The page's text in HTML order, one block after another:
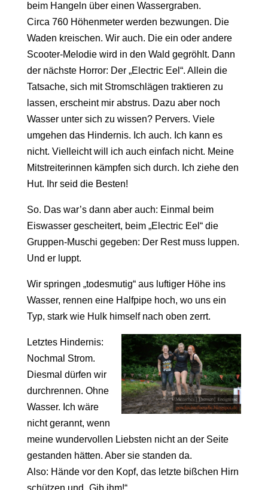
beim Hangeln über einen Wassergraben.
Circa 760 Höhenmeter werden bezwungen. Die
Waden kreischen. Wir auch. Die ein oder andere
Scooter-Melodie wird in den Wald gegröhlt. Dann
der nächste Horror: Der „Electric Eel“. Allein die
Tatsache, sich mit Stromschlägen traktieren zu
lassen, erscheint mir abstrus. Dazu aber noch
Wasser unter sich zu wissen? Pervers. Viele
umgehen das Hindernis. Ich auch. Ich kann es
nicht. Vielleicht will ich auch einfach nicht. Meine
Mitstreiterinnen kämpfen sich durch. Ich ziehe den
Hut. Ihr seid die Besten!
So. Das war’s dann aber auch: Einmal beim
Eiswasser gescheitert, beim „Electric Eel“ die
Gruppen-Muschi gegeben: Der Rest muss luppen.
Und er luppt.
Wir springen „todesmutig“ aus luftiger Höhe ins
Wasser, rennen eine Halfpipe hoch, wo uns ein
Typ, stark wie Hulk himself nach oben zerrt.
Letztes Hindernis:
Nochmal Strom.
Diesmal dürfen wir
durchrennen. Ohne
Wasser. Ich wäre
nicht gerannt, wenn
meine wundervollen Liebsten nicht an der Seite
gestanden hätten. Aber sie standen da.
Also: Hände vor den Kopf, das letzte bißchen Hirn